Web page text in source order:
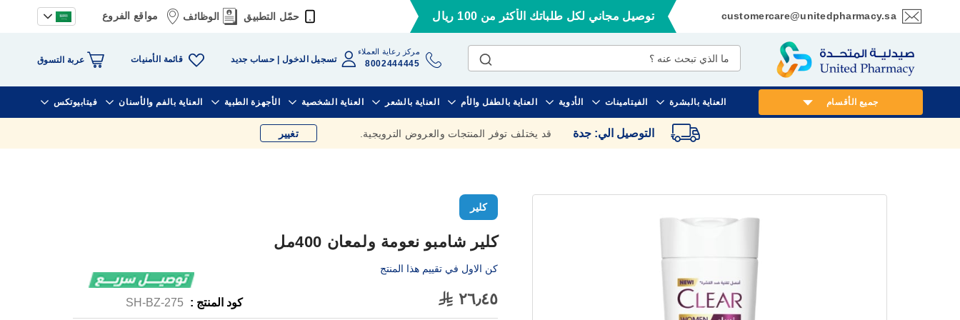
customercare@unitedpharmacy.sa
تخطي
المحتوى
توصيل مجاني لكل طلباتك الأكثر من 100 ريال حمّل التطبيق الوظائف مواقع الفروع
مركز رعاية العملاء
8002444445 تسجيل الدخول حساب جديد قائمة الأمنيات عربة التسوق
العناية بالبشرة الفيتامينات الأدوية العناية بالطفل والأم العناية بالشعر العناية الشخصية الأجهزة الطبية العناية بالفم والأسنان فيتابيوتكس جميع الأقسام
التوصيل الي: جدة قد يختلف توفر المنتجات والعروض الترويجية. تغيير
كلير
كلير شامبو نعومة ولمعان 400مل
كن الاول في تقييم هذا المنتج
٢٦٫٤٥ كود المنتج : SH-BZ-275